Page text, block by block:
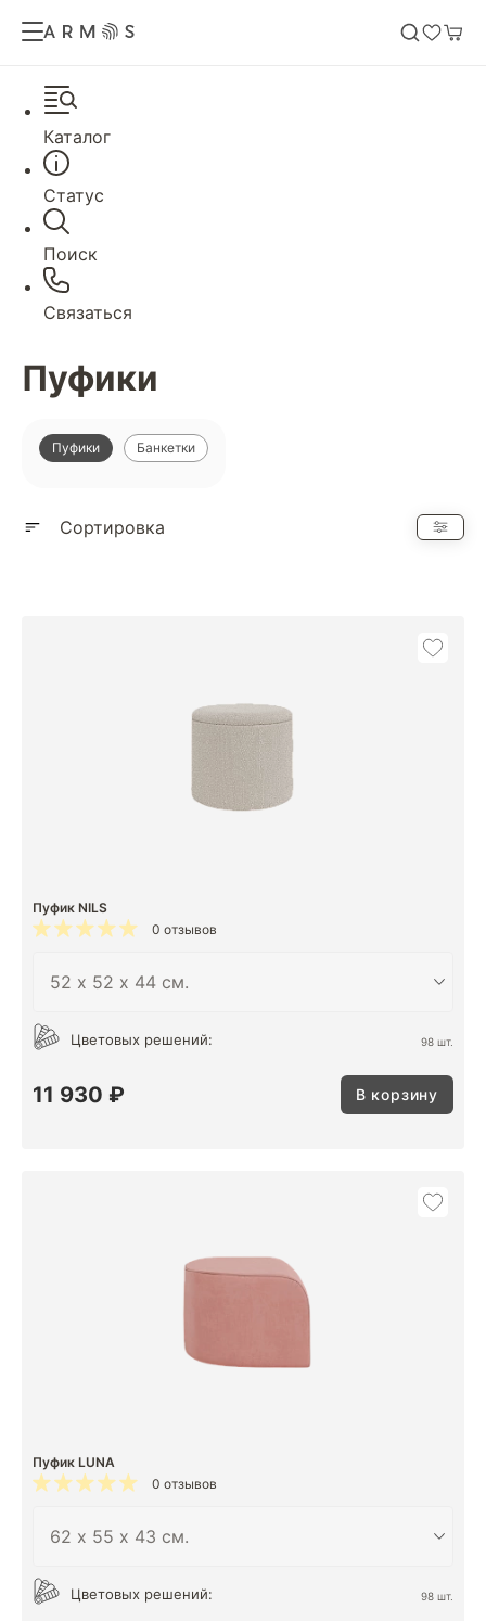
Каталог
Статус
Поиск
Связаться
Пуфики
Пуфики Банкетки
Сортировка
Пуфик NILS
0 отзывов
Цветовых решений: 98 шт.
11 930 ₽ В корзину
Пуфик LUNA
0 отзывов
Цветовых решений: 98 шт.